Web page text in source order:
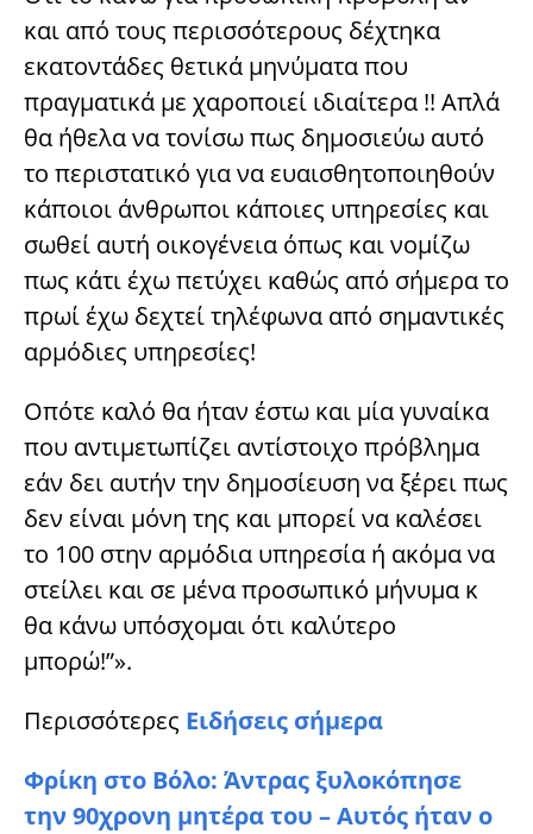
και από τους περισσότερους δέχτηκα
εκατοντάδες θετικά μηνύματα που
πραγματικά με χαροποιεί ιδιαίτερα !! Απλά
θα ήθελα να τονίσω πως δημοσιεύω αυτό
το περιστατικό για να ευαισθητοποιηθούν
κάποιοι άνθρωποι κάποιες υπηρεσίες και
σωθεί αυτή οικογένεια όπως και νομίζω
πως κάτι έχω πετύχει καθώς από σήμερα το
πρωί έχω δεχτεί τηλέφωνα από σημαντικές
αρμόδιες υπηρεσίες!
Οπότε καλό θα ήταν έστω και μία γυναίκα
που αντιμετωπίζει αντίστοιχο πρόβλημα
εάν δει αυτήν την δημοσίευση να ξέρει πως
δεν είναι μόνη της και μπορεί να καλέσει
το 100 στην αρμόδια υπηρεσία ή ακόμα να
στείλει και σε μένα προσωπικό μήνυμα κ
θα κάνω υπόσχομαι ότι καλύτερο
μπορώ!”».
Περισσότερες Ειδήσεις σήμερα
Φρίκη στο Βόλο: Άντρας ξυλοκόπησε
την 90χρονη μητέρα του – Αυτός ήταν ο